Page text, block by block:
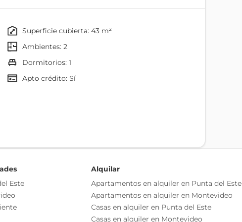
y 2 dormitorios)
0% - ocupación: 10%
obra: 60% - ocupación: 10%
obra: 10% - ocupación: 80%
del inmueble, debiéndose consultar al
cuyos valores son aproximados.
superficie cubierta: 43 m²
ambientes: 2
dormitorios: 1
Apto crédito: Sí
Comedor
Jardín
Este
Alquilar
Apartamentos en alquiler en Punta del Este
Apartamentos en alquiler en Montevideo
Casas en alquiler en Punta del Este
Casas en alquiler en Montevideo